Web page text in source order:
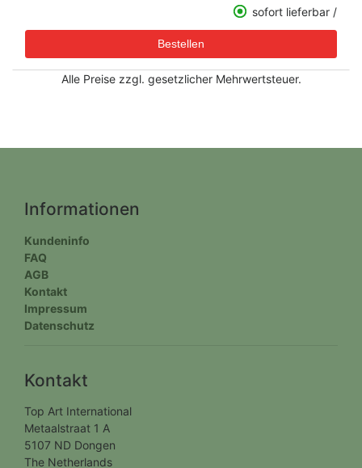
sofort lieferbar /
Alle Preise zzgl. gesetzlicher Mehrwertsteuer.
Informationen
Kundeninfo
FAQ
AGB
Kontakt
Impressum
Datenschutz
Kontakt
Top Art International
Metaalstraat 1 A
5107 ND Dongen
The Netherlands